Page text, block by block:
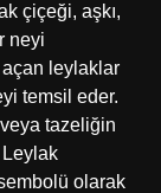
çiçeği, aşkı,
neyi
leylaklar
temsil eder.
veya tazeliğin
Leylak
olarak